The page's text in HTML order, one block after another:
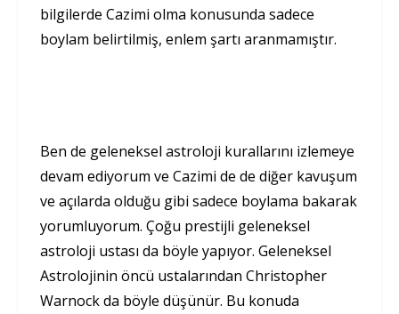
bilgilerde Cazimi olma konusunda sadece
boylam belirtilmiş, enlem şartı aranmamıştır.
Ben de geleneksel astroloji kurallarını izlemeye
devam ediyorum ve Cazimi de de diğer kavuşum
ve açılarda olduğu gibi sadece boylama bakarak
yorumluyorum. Çoğu prestijli geleneksel
astroloji ustası da böyle yapıyor. Geleneksel
Astrolojinin öncü ustalarından Christopher
Warnock da böyle düşünür. Bu konuda